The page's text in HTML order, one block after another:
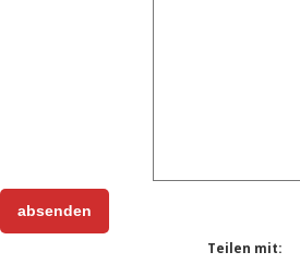
absenden
Teilen mit: